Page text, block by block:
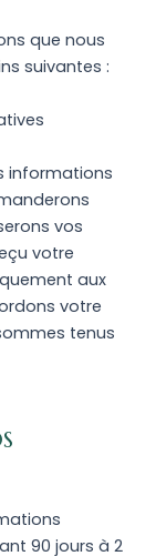
que nous
suivantes :
informations
vos
votre
aux
votre
tenus
90 jours à 2